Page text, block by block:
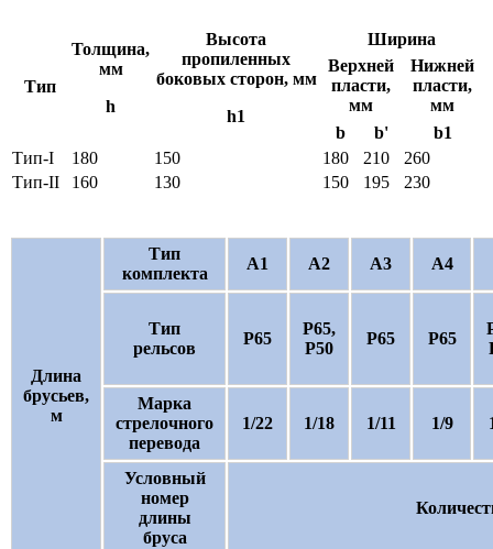
Тип
Толщина,
мм
h
Высота
пропиленных
боковых сторон, мм
h1
Ширина
Верхней
пласти,
мм
Нижней
пласти,
мм
b
b'
b1
Тип-I 180 150 180 210
260
Тип-II 160 130 150 195 230
Длина
брусьев,
м
Тип
комплекта
А1 А2 А3 А4
Тип
рельсов
Р65
Р65,
Р50
Р65 Р65
Марка
стрелочного
перевода
1/22 1/18 1/11 1/9
Условный
номер
длины
бруса